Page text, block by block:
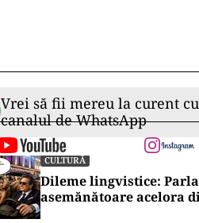
Vrei să fii mereu la curent
canalul de WhatsApp
CULTURĂ
Dileme lingvistice:
asemănătoare acelora